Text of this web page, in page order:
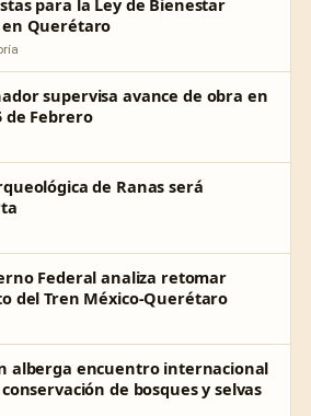
para la Ley de Bienestar
Querétaro
supervisa avance de obra en
de Febrero
de Ranas será
Federal analiza retomar
del Tren México-Querétaro
alberga encuentro internacional
de bosques y selvas